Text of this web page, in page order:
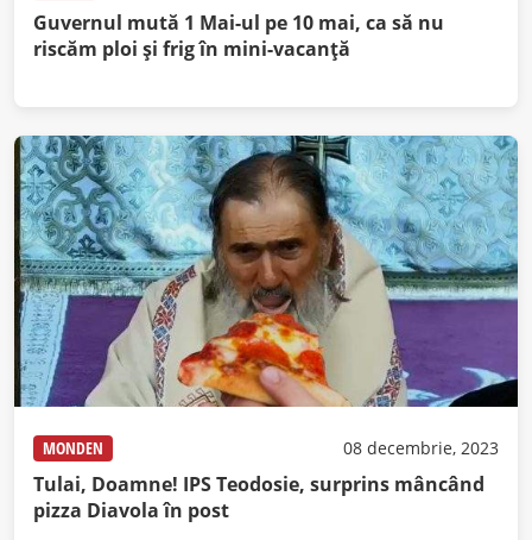
Guvernul mută 1 Mai-ul pe 10 mai, ca să nu
riscăm ploi şi frig în mini-vacanţă
MONDEN 08 decembrie, 2023
Tulai, Doamne! IPS Teodosie, surprins mâncând
pizza Diavola în post